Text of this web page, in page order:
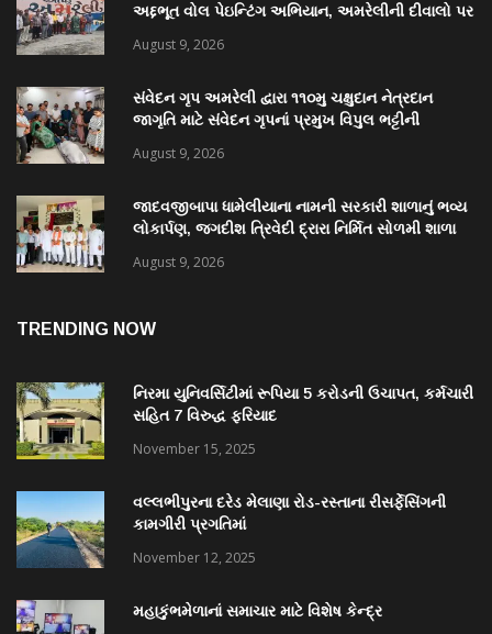
અદ્દભૂત વોલ પેઇન્ટિંગ અભિયાન, અમરેલીની દીવાલો પર
August 9, 2026
સંવેદન ગૃપ અમરેલી દ્વારા ૧૧૦મુ ચક્ષુદાન નેત્રદાન
જાગૃતિ માટે સંવેદન ગૃપનાં પ્રમુખ વિપુલ ભટ્ટીની
August 9, 2026
જાદવજીબાપા ધામેલીયાના નામની સરકારી શાળાનું ભવ્ય
લોકાર્પણ, જગદીશ ત્રિવેદી દ્રારા નિર્મિત સોળમી શાળા
August 9, 2026
TRENDING NOW
નિરમા યુનિવર્સિટીમાં રૂપિયા 5 કરોડની ઉચાપત, કર્મચારી
સહિત 7 વિરુદ્ધ ફરિયાદ
November 15, 2025
વલ્લભીપુરના દરેડ મેલાણા રોડ-રસ્તાના રીસર્ફેસિંગની
કામગીરી પ્રગતિમાં
November 12, 2025
મહાકુંભમેળાનાં સમાચાર માટે વિશેષ કેન્દ્ર